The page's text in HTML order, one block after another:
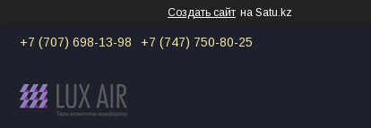
Создать сайт на Satu.kz
+7 (707) 698-13-98 +7 (747) 750-80-25